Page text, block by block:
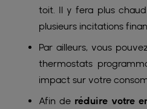
toit. Il y fera plus
plusieurs incitations
Par ailleurs, vous
thermostats
impact sur votre
Afin de réduire votre